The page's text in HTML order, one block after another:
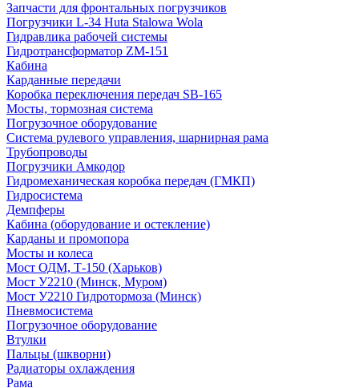
Запчасти для фронтальных погрузчиков
Погрузчики L-34 Huta Stalowa Wola
Гидравлика рабочей системы
Гидротрансформатор ZM-151
Кабина
Карданные передачи
Коробка переключения передач SB-165
Мосты, тормозная система
Погрузочное оборудование
Система рулевого управления, шарнирная рама
Трубопроводы
Погрузчики Амкодор
Гидромеханическая коробка передач (ГМКП)
Гидросистема
Демпферы
Кабина (оборудование и остекление)
Карданы и промопора
Мосты и колеса
Мост ОДМ, Т-150 (Харьков)
Мост У2210 (Минск, Муром)
Мост У2210 Гидротормоза (Минск)
Пневмосистема
Погрузочное оборудование
Втулки
Пальцы (шкворни)
Радиаторы охлаждения
Рама